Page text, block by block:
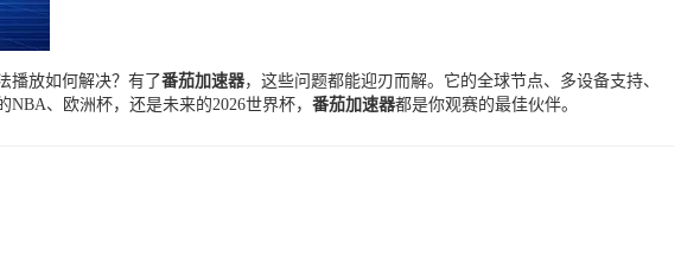
播放如何解决？有了番茄加速器，这些问题都能迎刃而解。它的全球节点、多设备支持、
、欧洲杯，还是未来的2026世界杯， 番茄加速器都是你观赛的最佳伙伴。